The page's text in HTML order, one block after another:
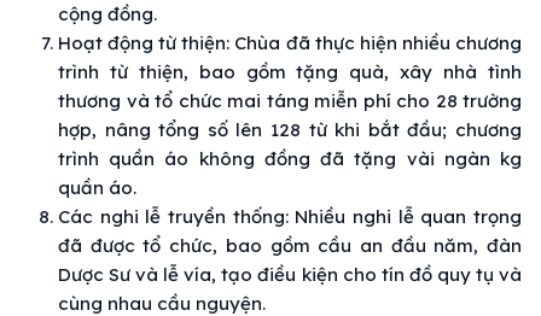
cộng đồng.
Hoạt động từ thiện: Chùa đã thực hiện nhiều chương
trình từ thiện, bao gồm tặng quà, xây nhà tình
thương và tổ chức mai táng miễn phí cho 28 trường
hợp, nâng tổng số lên 128 từ khi bắt đầu; chương
trình quần áo không đồng đã tặng vài ngàn kg
quần áo.
Các nghi lễ truyền thống: Nhiều nghi lễ quan trọng
đã được tổ chức, bao gồm cầu an đầu năm, đàn
Dược Sư và lễ vía, tạo điều kiện cho tín đồ quy tụ và
cùng nhau cầu nguyện.